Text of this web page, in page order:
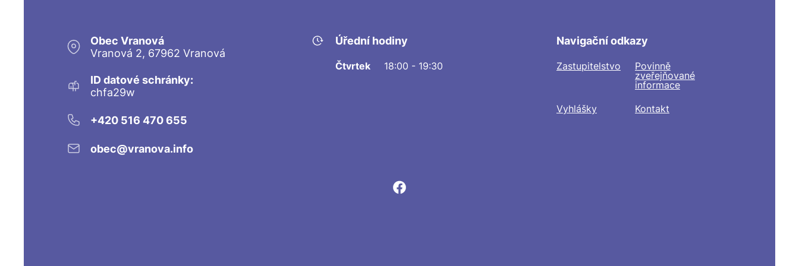
Obec Vranová
Vranová 2, 67962 Vranová
ID datové schránky:
chfa29w
+420 516 470 655
obec@vranova.info
Úřední hodiny
Čtvrtek 18:00 - 19:30
Navigační odkazy
Zastupitelstvo
Povinně
zveřejňované
informace
Vyhlášky
Kontakt